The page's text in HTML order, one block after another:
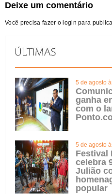
Deixe um comentário
Você precisa fazer o login para
5 de agosto
ganha
com o
5 de agosto
Festival
celebra
Julião
popular